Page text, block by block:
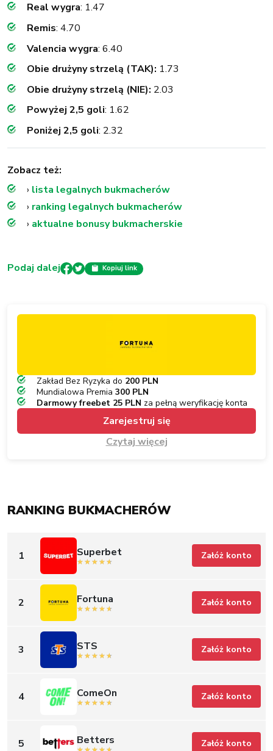
Real wygra: 1.47
Remis: 4.70
Valencia wygra: 6.40
Obie drużyny strzelą (TAK): 1.73
Obie drużyny strzelą (NIE): 2.03
Powyżej 2,5 goli: 1.62
Poniżej 2,5 goli: 2.32
Zobacz też:
› lista legalnych bukmacherów
› ranking legalnych bukmacherów
› aktualne bonusy bukmacherskie
Podaj dalej Kopiuj link
Zakład Bez Ryzyka do 200 PLN
Mundialowa Premia 300 PLN
Darmowy freebet 25 PLN za pełną weryfikację konta
Zarejestruj się
Czytaj więcej
RANKING BUKMACHERÓW
1 Superbet Załóż konto
2 Fortuna Załóż konto
3 STS Załóż konto
4 ComeOn Załóż konto
5 Betters Załóż konto